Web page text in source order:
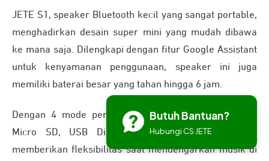
JETE S1, speaker Bluetooth kecil yang sangat portable,
menghadirkan desain super mini yang mudah dibawa
ke mana saja. Dilengkapi dengan fitur Google Assistant
untuk kenyamanan penggunaan, speaker ini juga
memiliki baterai besar yang tahan hingga 6 jam.
Dengan 4 mode pemutaran audio melalui Bluetooth,
Micro SD, USB Disk, dan kabel AUX, JETE S1
memberikan fleksibilitas saat mendengarkan musik di
Butuh Bantuan?
Hubungi CS JETE